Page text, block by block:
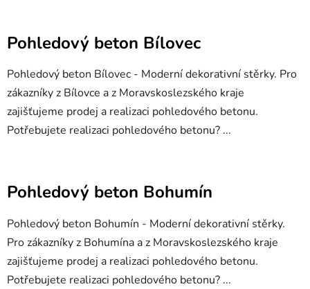
k
Pohledový beton Bílovec
Pohledový beton Bílovec - Moderní dekorativní stěrky. Pro
zákazníky z Bílovce a z Moravskoslezského kraje
zajišťujeme prodej a realizaci pohledového betonu.
Potřebujete realizaci pohledového betonu? ...
Pohledový beton Bohumín
Pohledový beton Bohumín - Moderní dekorativní stěrky.
Pro zákazníky z Bohumína a z Moravskoslezského kraje
zajišťujeme prodej a realizaci pohledového betonu.
Potřebujete realizaci pohledového betonu? ...